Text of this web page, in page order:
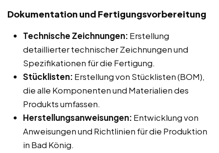
Dokumentation und Fertigungsvorbereitung
Technische Zeichnungen: Erstellung
detaillierter technischer Zeichnungen und
Spezifikationen für die Fertigung.
Stücklisten: Erstellung von Stücklisten (BOM),
die alle Komponenten und Materialien des
Produkts umfassen.
Herstellungsanweisungen: Entwicklung von
Anweisungen und Richtlinien für die Produktion
in Bad König.